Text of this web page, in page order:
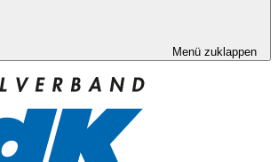
Menü zuklappen